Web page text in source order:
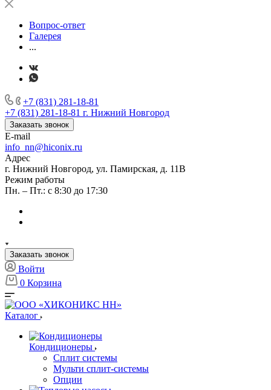
Вопрос-ответ
Галерея
...
+7 (831) 281-18-81
+7 (831) 281-18-81 г. Нижний Новгород
Заказать звонок
E-mail
info_nn@hiconix.ru
Адрес
г. Нижний Новгород, ул. Памирская, д. 11В
Режим работы
Пн. – Пт.: с 8:30 до 17:30
Заказать звонок
Войти
0 Корзина
Каталог
Кондиционеры
Сплит системы
Мульти сплит-системы
Опции